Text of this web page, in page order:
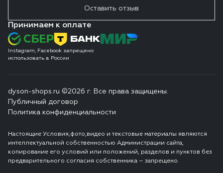
Оставить отзыв
Принимаем к оплате
Instagram, Facebook запрещено
использовать в России
dyson-shops.ru ©2026 г. Все права защищены.
Публичный договор
Политика конфиденциальности
Настоящие Условия,фото,видео и текстовые материалы являются
интеллектуальной собственностью Администрации сайта,
копирование его условий или положений, разделов и пунктов без
предварительного согласия собственника – запрещено.